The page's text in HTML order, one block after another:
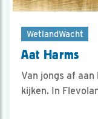
WetlandWacht
Aat Harms
Van jongs af
kijken. In